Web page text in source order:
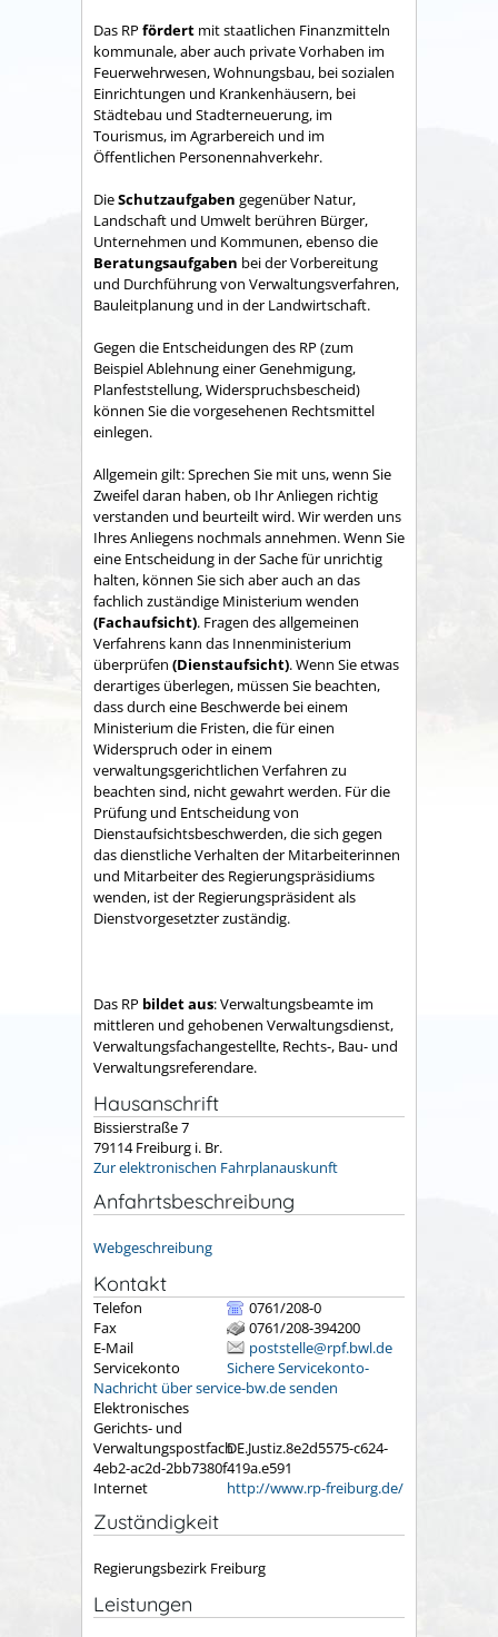
Das RP fördert mit staatlichen Finanzmitteln
kommunale, aber auch private Vorhaben im
Feuerwehrwesen, Wohnungsbau, bei sozialen
Einrichtungen und Krankenhäusern, bei
Städtebau und Stadterneuerung, im
Tourismus, im Agrarbereich und im
Öffentlichen Personennahverkehr.
DieSchutzaufgaben gegenüber Natur,
Landschaft und Umwelt berühren Bürger,
Unternehmen und Kommunen, ebenso die
Beratungsaufgaben bei der Vorbereitung
und Durchführung von Verwaltungsverfahren,
Bauleitplanung und in der Landwirtschaft.
Gegen die Entscheidungen des RP (zum
Beispiel Ablehnung einer Genehmigung,
Planfeststellung, Widerspruchsbescheid)
können Sie die vorgesehenen Rechtsmittel
einlegen.
Allgemein gilt: Sprechen Sie mit uns, wenn Sie
Zweifel daran haben, ob Ihr Anliegen richtig
verstanden und beurteilt wird. Wir werden uns
Ihres Anliegens nochmals annehmen. Wenn Sie
eine Entscheidung in der Sache für unrichtig
halten, können Sie sich aber auch an das
fachlich zuständige Ministerium wenden
(Fachaufsicht). Fragen des allgemeinen
Verfahrens kann das Innenministerium
überprüfen (Dienstaufsicht). Wenn Sie etwas
derartiges überlegen, müssen Sie beachten,
dass durch eine Beschwerde bei einem
Ministerium die Fristen, die für einen
Widerspruch oder in einem
verwaltungsgerichtlichen Verfahren zu
beachten sind, nicht gewahrt werden. Für die
Prüfung und Entscheidung von
Dienstaufsichtsbeschwerden, die sich gegen
das dienstliche Verhalten der Mitarbeiterinnen
und Mitarbeiter des Regierungspräsidiums
wenden, ist der Regierungspräsident als
Dienstvorgesetzter zuständig.
Das RP bildet aus: Verwaltungsbeamte im
mittleren und gehobenen Verwaltungsdienst,
Verwaltungsfachangestellte, Rechts-, Bau- und
Verwaltungsreferendare.
Hausanschrift
Bissierstraße 7
79114 Freiburg i. Br.
Zur elektronischen Fahrplanauskunft
Anfahrtsbeschreibung
Webgeschreibung
Kontakt
Telefon
0761/208-0
Fax
0761/208-394200
E-Mail
poststelle@rpf.bwl.de
Servicekonto
Sichere Servicekonto-
Nachricht über service-bw.de senden
Elektronisches
Gerichts- und
VerwaltungspostfachDE.Justiz.8e2d5575-c624-
4eb2-ac2d-2bb7380f419a.e591
Internet
http://www.rp-freiburg.de/
Zuständigkeit
Regierungsbezirk Freiburg
Leistungen